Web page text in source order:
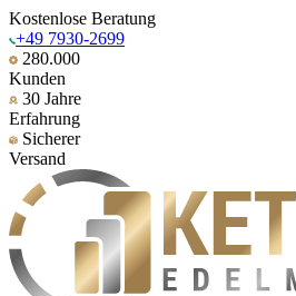
Kostenlose Beratung
+49 7930-2699
280.000
Kunden
30 Jahre
Erfahrung
Sicherer
Versand